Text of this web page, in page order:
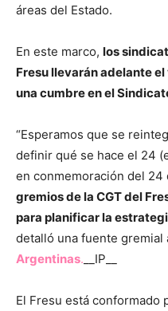
áreas del Estado.
En este marco, los
Fresu llevarán adelante
una cumbre en el
“Esperamos que se
definir qué se hace el 24
en conmemoración del 24
gremios de la CGT del
para planificar la
detalló una fuente gremial
Argentinas. __IP__
El Fresu está conformado